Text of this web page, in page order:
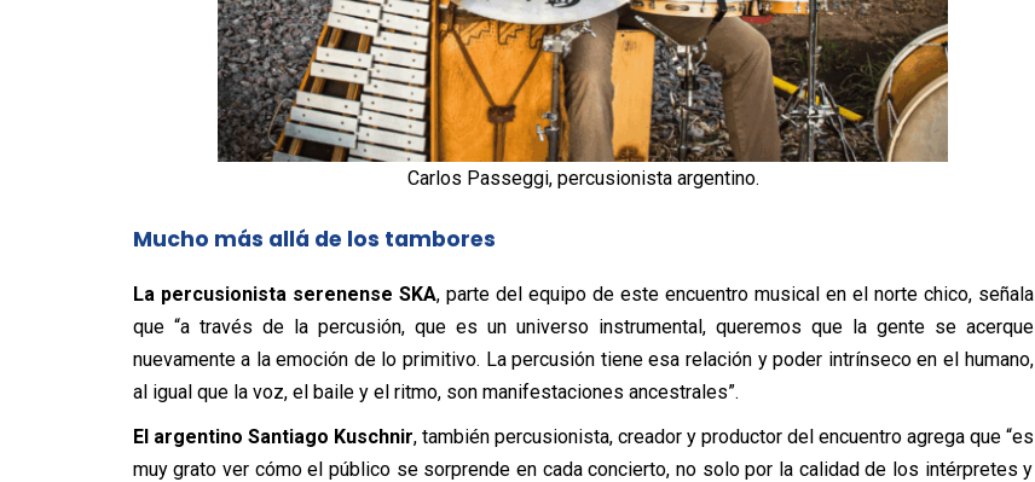
Carlos Passeggi, percusionista argentino.
Mucho más allá de los tambores
La percusionista serenense SKA, parte del equipo de este encuentro musical en el norte chico, señala
que “a través de la percusión, que es un universo instrumental, queremos que la gente se acerque
nuevamente a la emoción de lo primitivo. La percusión tiene esa relación y poder intrínseco en el humano,
al igual que la voz, el baile y el ritmo, son manifestaciones ancestrales”.
El argentino Santiago Kuschnir, también percusionista, creador y productor del encuentro agrega que “es
muy grato ver cómo el público se sorprende en cada concierto, no solo por la calidad de los intérpretes y